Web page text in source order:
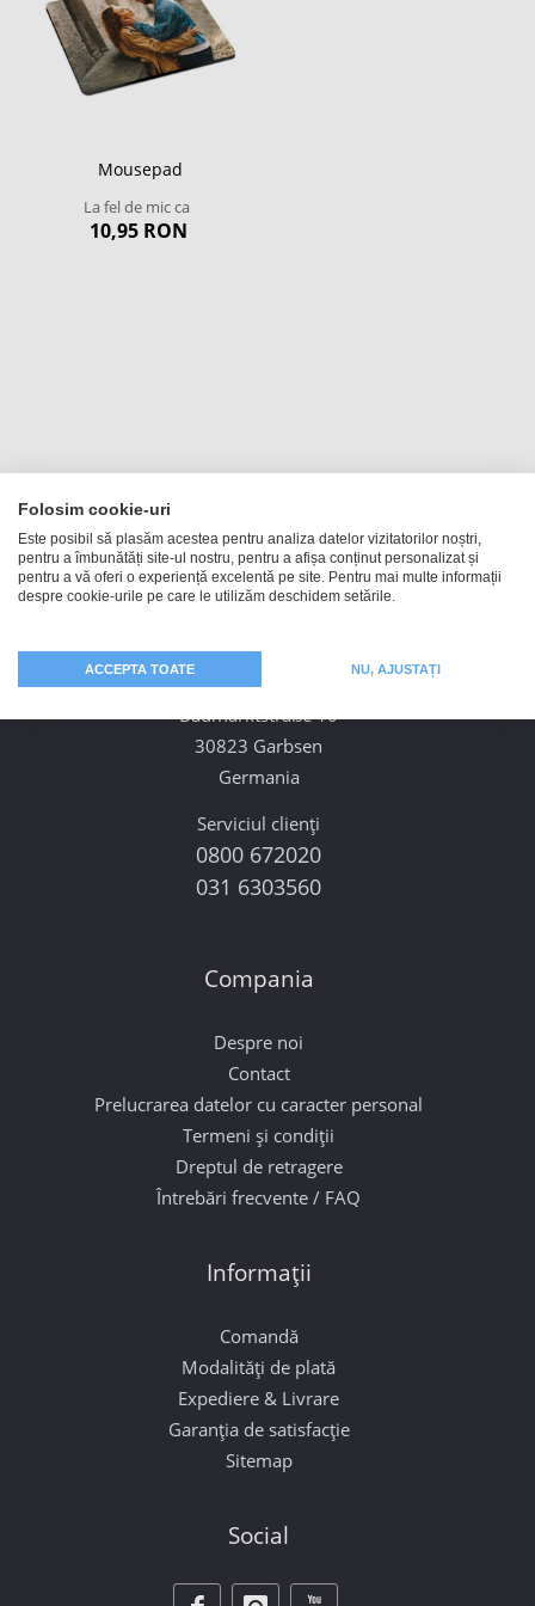
Mousepad
La fel de mic ca
10,95 RON
PhotoFancy GmbH
Baumarktstraße 10
30823 Garbsen
Germania
Serviciul clienți
0800 672020
031 6303560
Compania
Despre noi
Contact
Prelucrarea datelor cu caracter personal
Termeni și condiții
Dreptul de retragere
Întrebări frecvente / FAQ
Informații
Comandă
Modalități de plată
Expediere & Livrare
Garanția de satisfacție
Sitemap
Social
Folosim cookie-uri
Este posibil să plasăm acestea pentru analiza datelor vizitatorilor noștri,
pentru a îmbunătăți site-ul nostru, pentru a afișa conținut personalizat și
pentru a vă oferi o experiență excelentă pe site. Pentru mai multe informații
despre cookie-urile pe care le utilizăm deschidem setările.
ACCEPTA TOATE NU, AJUSTAȚI